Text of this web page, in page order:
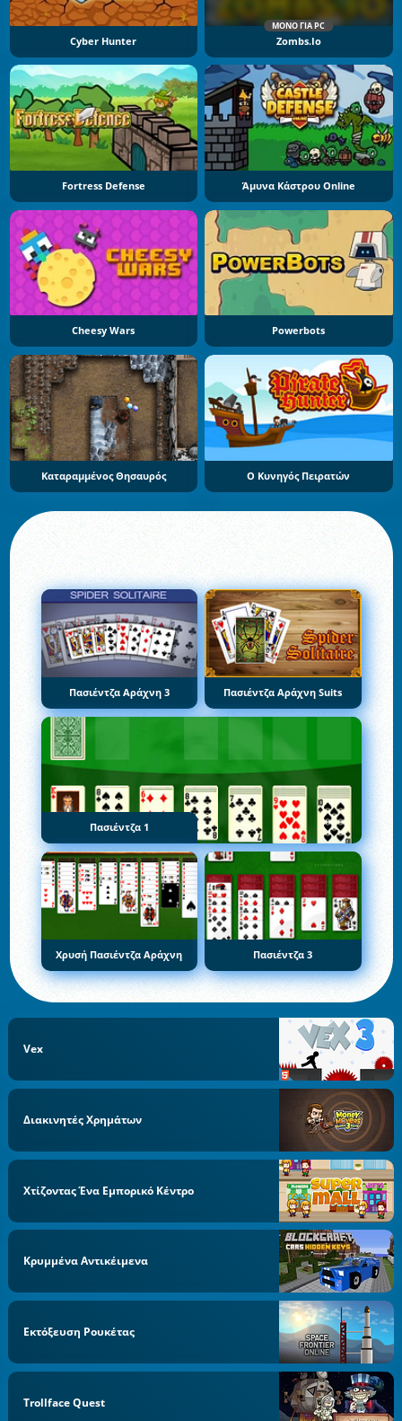
Cyber Hunter
ΜΌΝΟ ΓΙΑ PC
Zombs.io
Fortress Defense Άμυνα Κάστρου Online
Cheesy Wars Powerbots
Καταραμμένος Θησαυρός Ο Κυνηγός Πειρατών
Πασιέντζα Αράχνη 3 Πασιέντζα Αράχνη Suits
Πασιέντζα 1
Χρυσή Πασιέντζα Αράχνη Πασιέντζα 3
Vex
Διακινητές Χρημάτων
Χτίζοντας Ένα Εμπορικό Κέντρο
Κρυμμένα Αντικέιμενα
Εκτόξευση Ρουκέτας
Trollface Quest